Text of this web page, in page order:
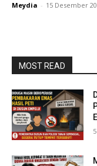
Meydia - 15 Desember
MOST READ